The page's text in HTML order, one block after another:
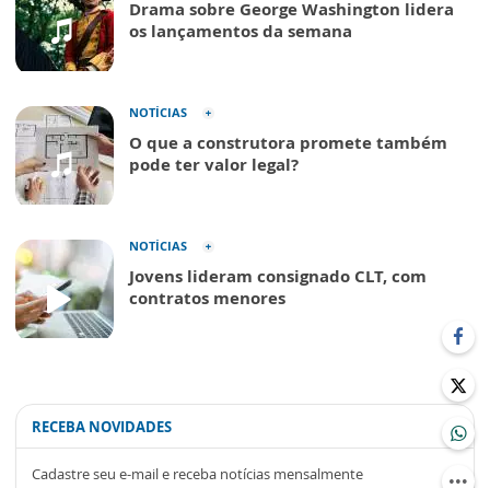
Drama sobre George Washington lidera
os lançamentos da semana
NOTÍCIAS
O que a construtora promete também
pode ter valor legal?
NOTÍCIAS
Jovens lideram consignado CLT, com
contratos menores
RECEBA NOVIDADES
Cadastre seu e-mail e receba notícias mensalmente